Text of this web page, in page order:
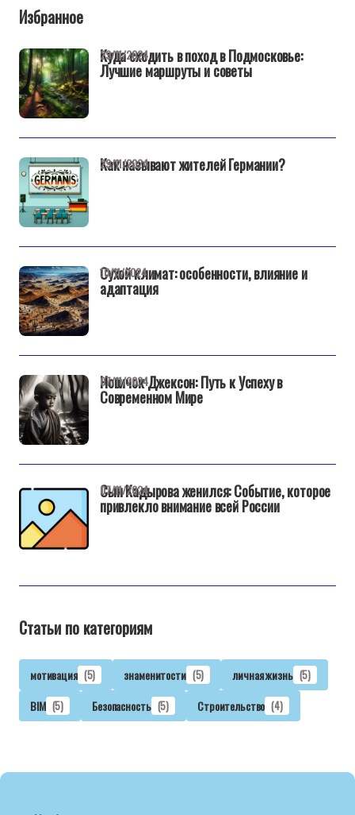
Избранное
Куда сходить в поход в Подмосковье:
Лучшие маршруты и советы
29/11/2024
Как называют жителей Германии?
29/11/2024
Сухой климат: особенности, влияние и
адаптация
10/11/2024
Новичок Джексон: Путь к Успеху в
Современном Мире
07/11/2024
Сын Кадырова женился: Событие, которое
привлекло внимание всей России
07/11/2024
Статьи по категориям
мотивация (5) знаменитости (5) личная жизнь (5)
BIM (5) Безопасность (5) Строительство (4)